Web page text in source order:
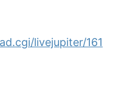
livejupiter/161